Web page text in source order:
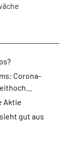
Corona-
Aktie
gut aus